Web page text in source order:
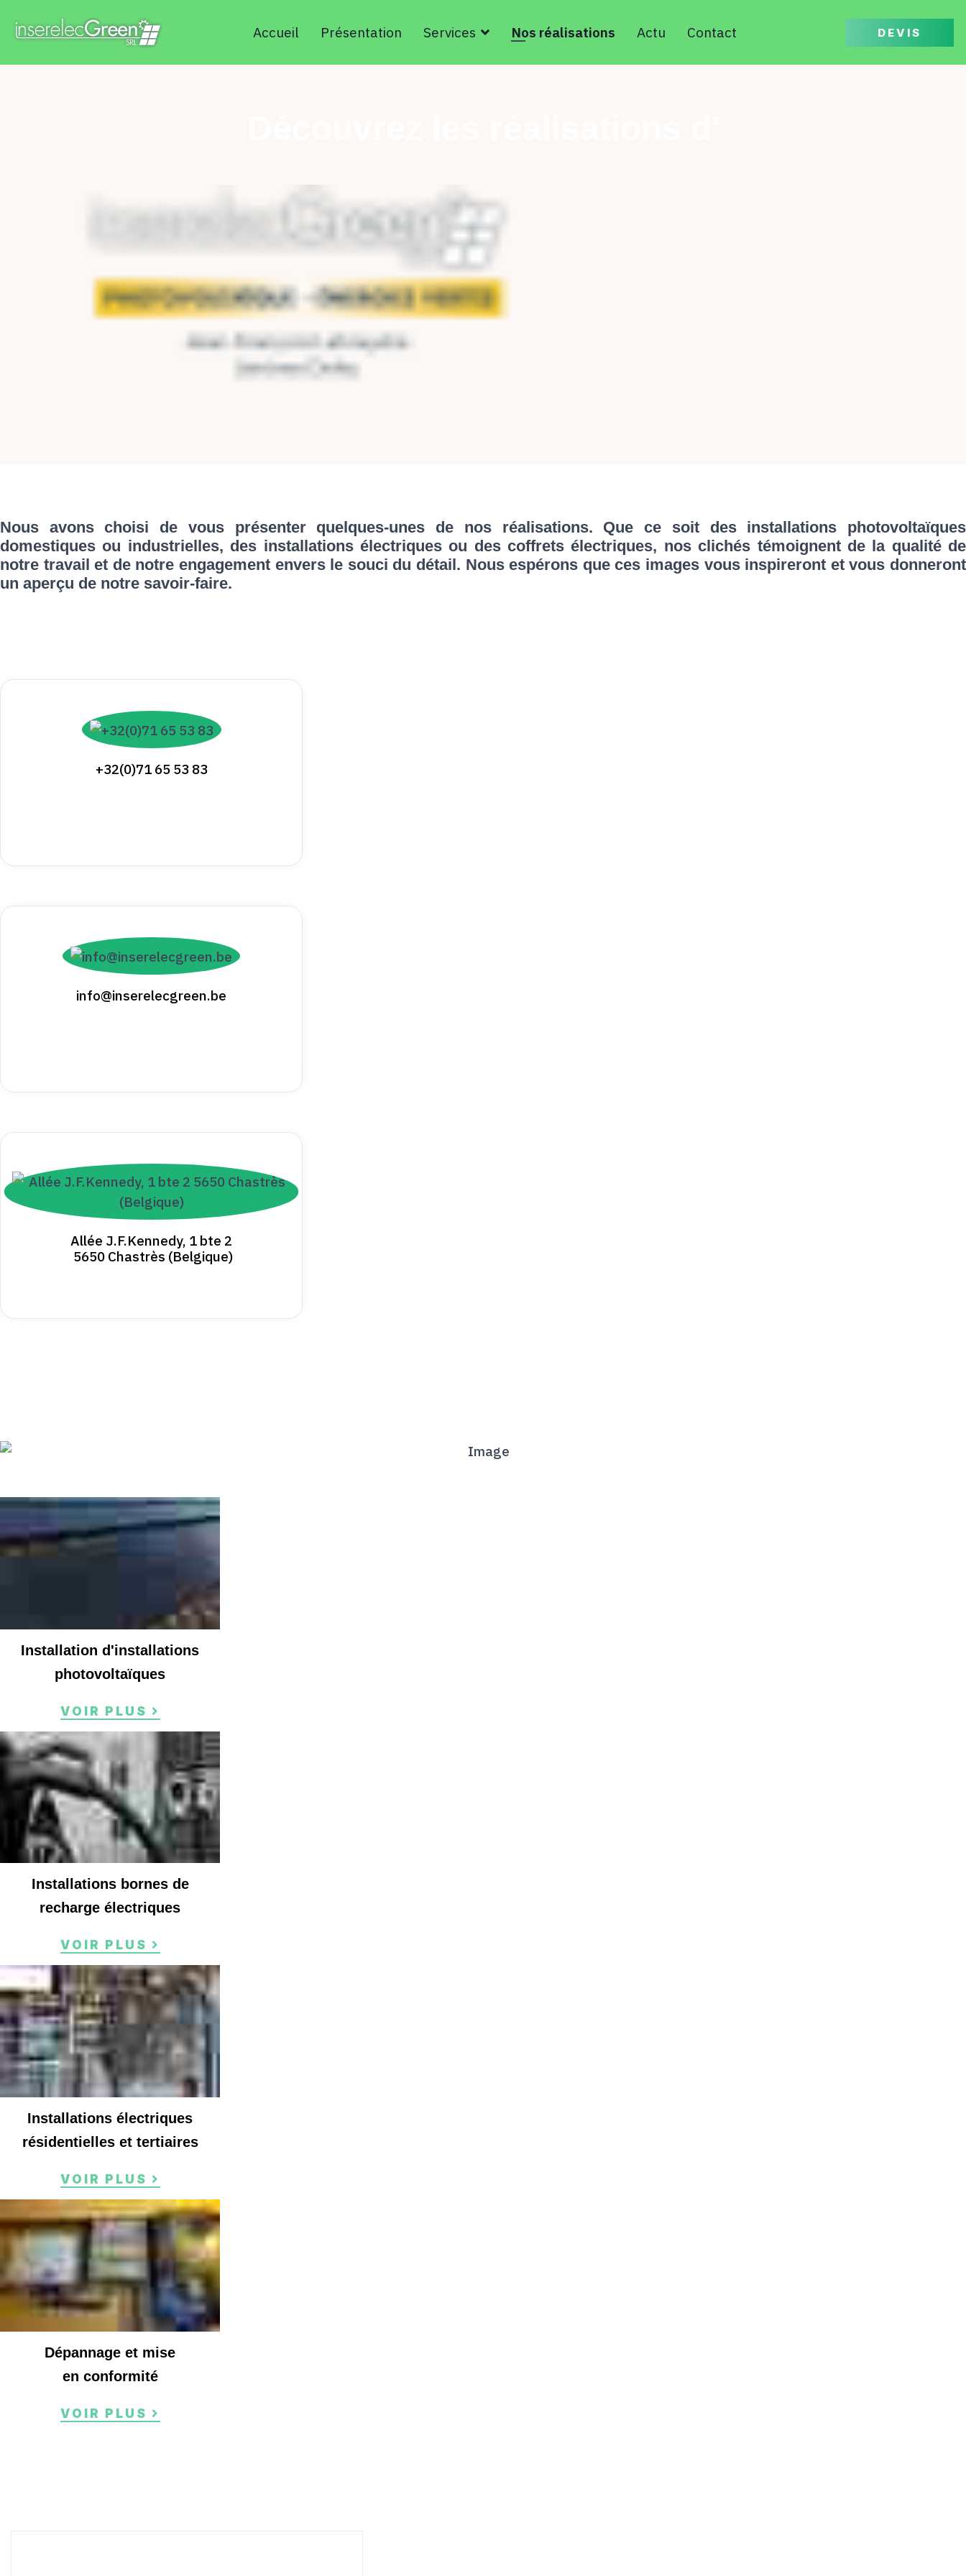
DEVIS
Accueil Présentation Services Nos réalisations Actu Contact
Nous avons choisi de vous présenter quelques-unes de nos réalisations. Que ce soit des installations photovoltaïques
domestiques ou industrielles, des installations électriques ou des coffrets électriques, nos clichés témoignent de la qualité de
notre travail et de notre engagement envers le souci du détail. Nous espérons que ces images vous inspireront et vous donneront
un aperçu de notre savoir-faire.
+32(0)71 65 53 83
info@inserelecgreen.be
Allée J.F.Kennedy, 1 bte 2
5650 Chastrès (Belgique)
Installation d'installations
photovoltaïques
VOIR PLUS
Installations bornes de
recharge électriques
VOIR PLUS
Installations électriques
résidentielles et tertiaires
VOIR PLUS
Dépannage et mise
en conformité
VOIR PLUS